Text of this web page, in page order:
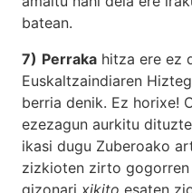
batean.
7) Perraka hitza ere ez
Euskaltzaindiaren
berria denik. Ez horixe!
ezezagun aurkitu
ikasi dugu Zuberoako
zizkioten zirto